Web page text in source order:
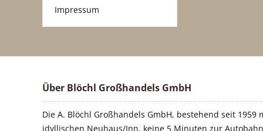
Impressum
Über Blöchl Großhandels GmbH
Die A. Blöchl Großhandels GmbH, bestehend seit
idyllischen Neuhaus/Inn, keine 5 Minuten zur